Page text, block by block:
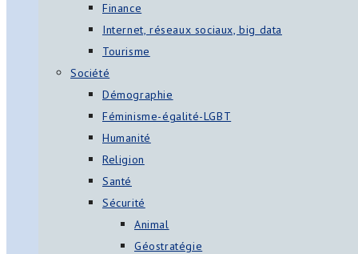
Finance
Internet, réseaux sociaux, big data
Tourisme
Société
Démographie
Féminisme-égalité-LGBT
Humanité
Religion
Santé
Sécurité
Animal
Géostratégie